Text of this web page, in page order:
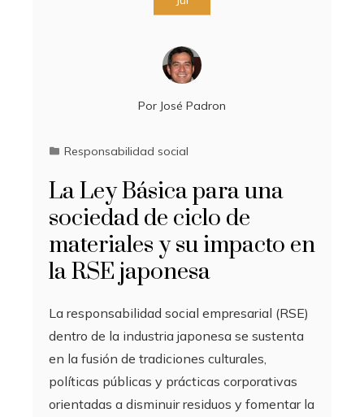
Por José Padron
Responsabilidad social
La Ley Básica para una
sociedad de ciclo de
materiales y su impacto en
la RSE japonesa
La responsabilidad social empresarial (RSE)
dentro de la industria japonesa se sustenta
en la fusión de tradiciones culturales,
políticas públicas y prácticas corporativas
orientadas a disminuir residuos y fomentar la